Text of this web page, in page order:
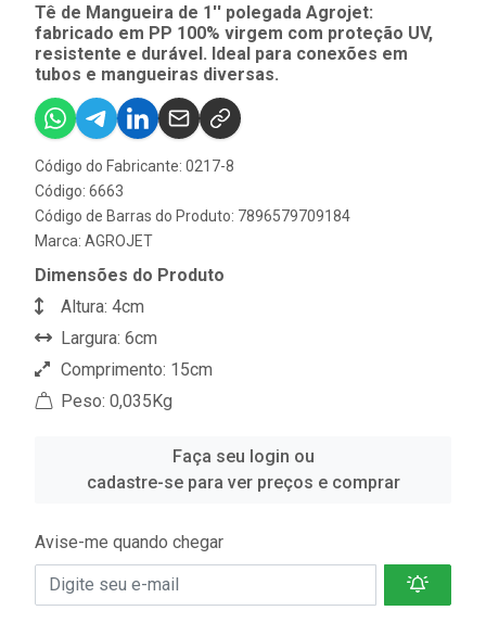
Tê de Mangueira de 1'' polegada Agrojet:
fabricado em PP 100% virgem com proteção UV,
resistente e durável. Ideal para conexões em
tubos e mangueiras diversas.
Código do Fabricante: 0217-8
Código: 6663
Código de Barras do Produto: 7896579709184
Marca: AGROJET
Dimensões do Produto
Altura: 4cm
Largura: 6cm
Comprimento: 15cm
Peso: 0,035Kg
Faça seu login ou
cadastre-se para ver preços e comprar
Avise-me quando chegar